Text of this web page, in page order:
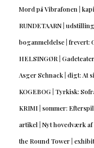
Mord på Vibrafonen |
RUNDETAARN |
boganmeldelse | frevert:
HELSINGØR |
Asger Schnack | digt: At
KOGEBOG | Tyrkisk:
KRIMI | sommer:
artikel | Nyt hovedværk
the Round Tower |